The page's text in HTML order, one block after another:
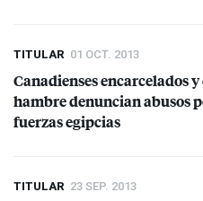
TITULAR 01 OCT. 2013
Canadienses encarcelados
hambre denuncian abusos
fuerzas egipcias
TITULAR 23 SEP. 2013